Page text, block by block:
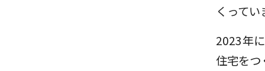
くってい
2023年
住宅を